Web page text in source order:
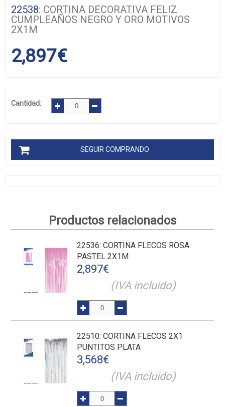
22538: CORTINA DECORATIVA FELIZ
CUMPLEAÑOS NEGRO Y ORO MOTIVOS
2X1M
2,897€
Cantidad:
SEGUIR COMPRANDO
Productos relacionados
22536: CORTINA FLECOS ROSA
PASTEL 2X1M
2,897€
(IVA incluido)
22510: CORTINA FLECOS 2X1
PUNTITOS PLATA
3,568€
(IVA incluido)